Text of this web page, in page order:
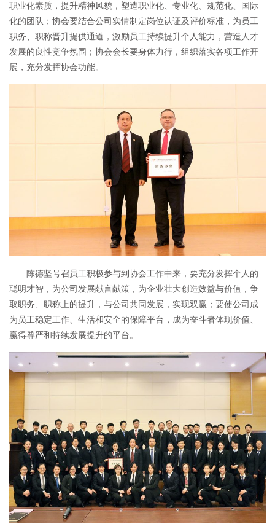
职业化素质，提升精神风貌，塑造职业化、专业化、规范化、国际
化的团队；协会要结合公司实情制定岗位认证及评价标准，为员工
职务、职称晋升提供通道，激励员工持续提升个人能力，营造人才
发展的良性竞争氛围；协会会长要身体力行，组织落实各项工作开
展，充分发挥协会功能。
陈德坚号召员工积极参与到协会工作中来，要充分发挥个人的
聪明才智，为公司发展献言献策，为企业壮大创造效益与价值，争
取职务、职称上的提升，与公司共同发展，实现双赢；要使公司成
为员工稳定工作、生活和安全的保障平台，成为奋斗者体现价值、
赢得尊严和持续发展提升的平台。